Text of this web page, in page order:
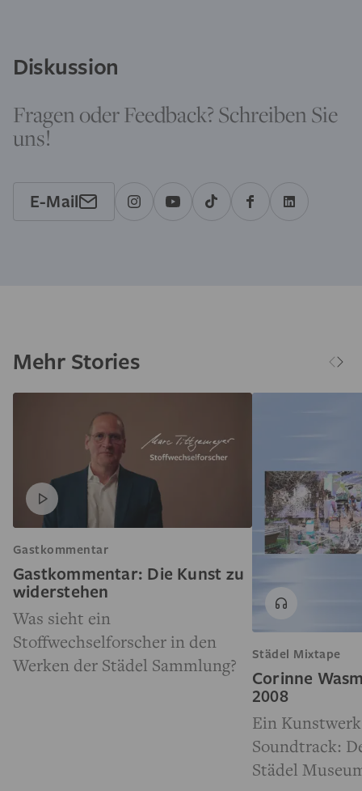
Diskussion
Fragen oder Feedback? Schreiben Sie
uns!
E-Mail
Mehr Stories
Gastkommentar
Gastkommentar: Die Kunst zu
widerstehen
Was sieht ein
Stoffwechselforscher in den
Werken der Städel Sammlung?
Städel Mixtape
Corinne
2008
Ein
Soundtrack:
Städel